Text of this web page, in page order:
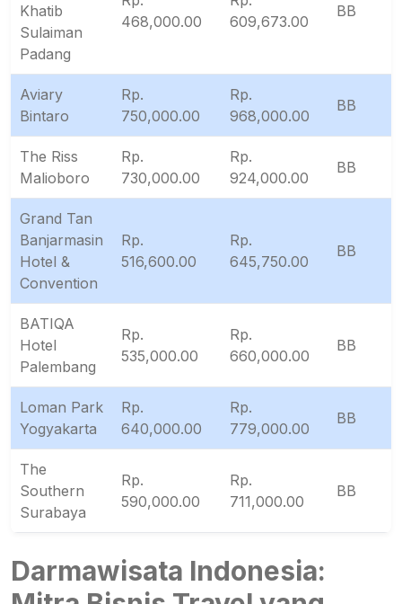
Khatib
Sulaiman
Padang
468,000.00
609,673.00
BB
Aviary
Bintaro
Rp.
750,000.00
Rp.
968,000.00
BB
The Riss
Malioboro
Rp.
730,000.00
Rp.
924,000.00
BB
Grand Tan
Banjarmasin
Hotel &
Convention
Rp.
516,600.00
Rp.
645,750.00
BB
BATIQA
Hotel
Palembang
Rp.
535,000.00
Rp.
660,000.00
BB
Loman Park
Yogyakarta
Rp.
640,000.00
Rp.
779,000.00
BB
The
Southern
Surabaya
Rp.
590,000.00
Rp.
711,000.00
BB
Darmawisata Indonesia: